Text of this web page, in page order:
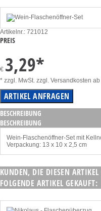
Artikelnr.: 721012
PREIS
€ 3,29*
* zzgl. MwSt. zzgl. Versandkosten
BESCHREIBUNG
BESCHREIBUNG
Wein-Flaschenöffner-Set mit
Verpackung: 13 x 10 x 2,5 cm
KUNDEN, DIE DIESEN
FOLGENDE ARTIKEL GEKAUFT: